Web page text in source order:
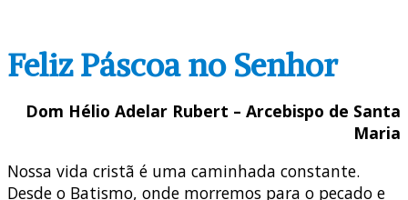
Feliz Páscoa no Senhor
Dom Hélio Adelar Rubert – Arcebispo de Santa
Maria
Nossa vida cristã é uma caminhada constante.
Desde o Batismo, onde morremos para o pecado e